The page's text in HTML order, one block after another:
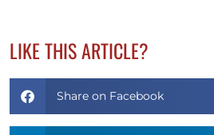
LIKE THIS ARTICLE?
Share on Facebook